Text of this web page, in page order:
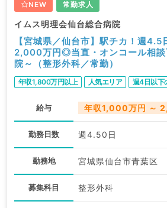
NEW 常勤求人
イムス明理会仙台総合病院
【宮城県／仙台市】駅チカ！週
2,000万円◎当直・オンコール相談
院～（整形外科／常勤）
年収1,800万円以上 人気エリア 週4日以下
給与 年収1,000万円 ～
勤務日数 週4.50日
勤務地 宮城県仙台市青葉区
募集科目 整形外科